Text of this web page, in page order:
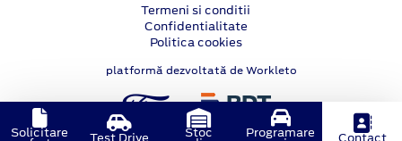
Termeni si conditii
Confidentialitate
Politica cookies
platformă dezvoltată de Workleto
Solicitare Stoc Programare